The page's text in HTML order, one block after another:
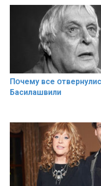
Пօчему всe
Басилaшвили